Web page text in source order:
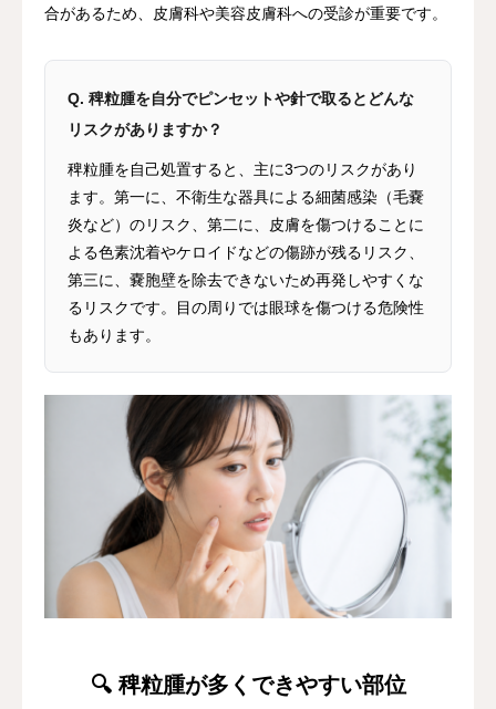
合があるため、皮膚科や美容皮膚科への受診が重要です。
Q. 稗粒腫を自分でピンセットや針で取るとどんな
リスクがありますか？
稗粒腫を自己処置すると、主に3つのリスクがあり
ます。第一に、不衛生な器具による細菌感染（毛嚢
炎など）のリスク、第二に、皮膚を傷つけることに
よる色素沈着やケロイドなどの傷跡が残るリスク、
第三に、嚢胞壁を除去できないため再発しやすくな
るリスクです。目の周りでは眼球を傷つける危険性
もあります。
🔍 稗粒腫が多くできやすい部位